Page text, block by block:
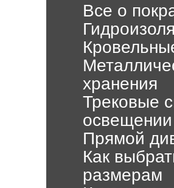
Все о
хранения
Трековые
освещении
Прямой
Как
размерам